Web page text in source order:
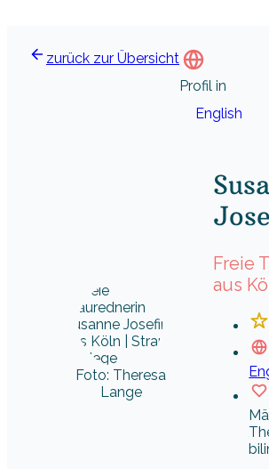
zurück zur Übersicht
Profil in
English
Foto: Theresa
Lange
Freie
aus